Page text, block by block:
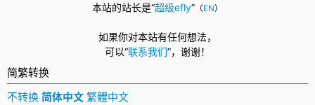
本站的站长是“超级efly” （EN）
如果你对本站有任何想法，
可以“联系我们”， 谢谢！
简繁转换
不转换 简体中文 繁體中文